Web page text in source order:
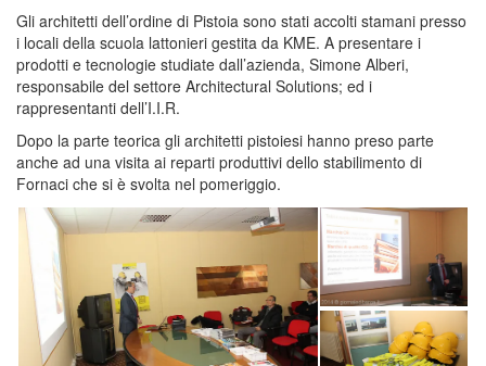
Gli architetti dell’ordine di Pistoia sono stati accolti stamani presso
i locali della scuola lattonieri gestita da KME. A presentare i
prodotti e tecnologie studiate dall’azienda, Simone Alberi,
responsabile del settore Architectural Solutions; ed i
rappresentanti dell’I.I.R.
Dopo la parte teorica gli architetti pistoiesi hanno preso parte
anche ad una visita ai reparti produttivi dello stabilimento di
Fornaci che si è svolta nel pomeriggio.